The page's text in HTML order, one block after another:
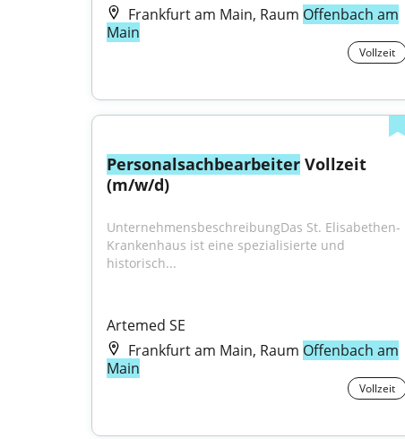
Frankfurt am Main, Raum Offenbach am
Main
Vollzeit
Personalsachbearbeiter Vollzeit
(m/w/d)
UnternehmensbeschreibungDas St. Elisabethen-
Krankenhaus ist eine spezialisierte und
historisch...
Artemed SE
Frankfurt am Main, Raum Offenbach am
Main
Vollzeit